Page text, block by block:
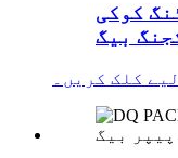
کوکی
بیگ
کلک کریں۔